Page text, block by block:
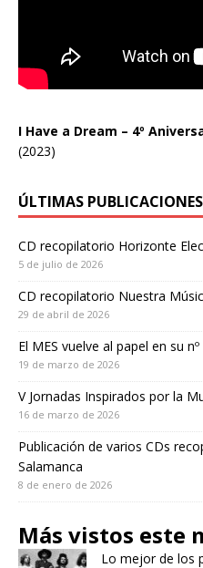
I Have a Dream – 4º
(2023)
ÚLTIMAS PUBLICACIONES
CD recopilatorio Horizonte
5 de julio de 2026
CD recopilatorio Nuestra
29 de abril de 2026
El MES vuelve al papel en su nº
19 de marzo de 2026
V Jornadas Inspirados por la
16 de marzo de 2026
Publicación de varios CDs
Salamanca
8 de enero de 2026
Más vistos este
Lo mejor de los